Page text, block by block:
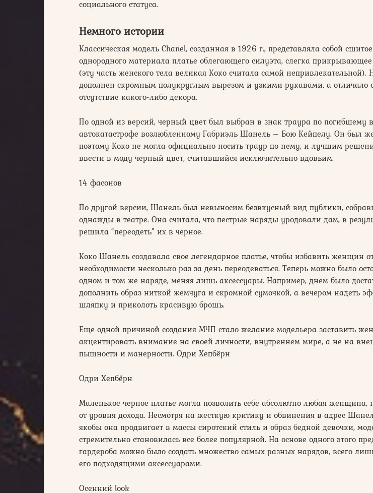
социального статуса.
Немного истории
Классическая модель Chanel, созданная в 1926 г., представляла собой
однородного материала платье облегающего силуэта, слегка
(эту часть женского тела великая Коко считала самой непривлекательной).
дополнен скромным полукруглым вырезом и узкими рукавами, а отличало
отсутствие какого-либо декора.
По одной из версий, черный цвет был выбран в знак траура по погибшему в
автокатастрофе возлюбленному Габриэль Шанель – Бою Кейпелу. Он был
поэтому Коко не могла официально носить траур по нему, и лучшим
ввести в моду черный цвет, считавшийся исключительно вдовьим.
14 фасонов
По другой версии, Шанель был невыносим безвкусный вид публики,
однажды в театре. Она считала, что пестрые наряды уродовали дам, в
решила “переодеть” их в черное.
Коко Шанель создавала свое легендарное платье, чтобы избавить женщин
необходимости несколько раз за день переодеваться. Теперь можно было
одном и том же наряде, меняя лишь аксессуары. Например, днем было
дополнить образ ниткой жемчуга и скромной сумочкой, а вечером надеть
шляпку и приколоть красивую брошь.
Еще одной причиной создания МЧП стало желание модельера заставить
акцентировать внимание на своей личности, внутреннем мире, а не на
пышности и манерности. Одри Хепбёрн
Одри Хепбёрн
Маленькое черное платье могла позволить себе абсолютно любая женщина,
от уровня дохода. Несмотря на жесткую критику и обвинения в адрес
якобы она продвигает в массы сиротский стиль и образ бедной девочки,
стремительно становилась все более популярной. На основе одного этого
гардероба можно было создать множество самых разных нарядов, всего
его подходящими аксессуарами.
Осенний look